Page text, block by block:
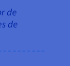
de
de